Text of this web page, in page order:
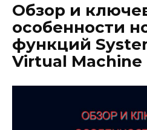
Обзор и
особенности
функций
Virtual Machine